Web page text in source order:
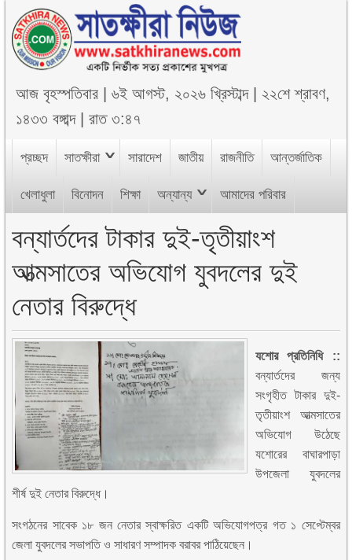
আজবৃহস্পতিবার |৬ই আগস্ট, ২০২৬ খ্রিস্টাব্দ| ২২শে শ্রাবণ,
১৪৩৩ বঙ্গাব্দ|রাত ৩:৪৭
প্রচ্ছদ সাতক্ষীরা সারাদেশ জাতীয় রাজনীতি আন্তর্জাতিক
খেলাধুলা বিনোদন শিক্ষা অন্যান্য আমাদের পরিবার
বন্যার্তদের টাকার দুই-তৃতীয়াংশ
আত্মসাতের অভিযোগ যুবদলের দুই
নেতার বিরুদ্ধে
যশোর প্রতিনিধি ::
বন্যার্তদের জন্য
সংগৃহীত টাকার দুই-
তৃতীয়াংশ আত্মসাতের
অভিযোগ উঠেছে
যশোরের বাঘারপাড়া
উপজেলা যুবদলের
শীর্ষ দুই নেতার বিরুদ্ধে।
সংগঠনের সাবেক ১৮ জন নেতার স্বাক্ষরিত একটি অভিযোগপত্র গত ১ সেপ্টেম্বর
জেলা যুবদলের সভাপতি ও সাধারণ সম্পাদক বরাবর পাঠিয়েছেন।